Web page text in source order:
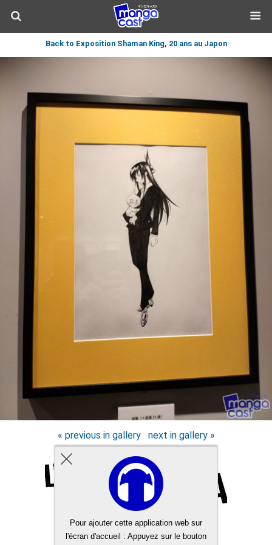
Back to Exposition Shaman King, 20 ans au Japon
« previous in gallery next in gallery »